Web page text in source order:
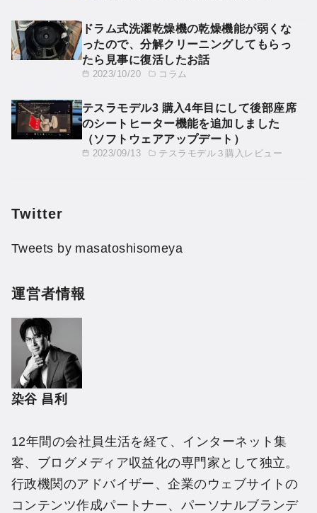
2023/10/20 コラム
ドラム式洗濯乾燥機の乾燥機能が弱くな
ったので、分解クリーニングしてもらっ
たら見事に復活したお話
2023/09/13 テスラモデル３購入レビュー
テスラモデル3 購入4年目にして後部座席
のシートヒーター機能を追加しました
（ソフトウェアアップデート）
Twitter
Tweets by masatoshisomeya
運営者情報
染谷 昌利
12年間の会社員生活を経て、インターネット集
客、ブログメディア収益化の専門家として独立。
行政機関のアドバイザー、企業のウェブサイトの
コンテンツ作成パートナー、パーソナルブランデ